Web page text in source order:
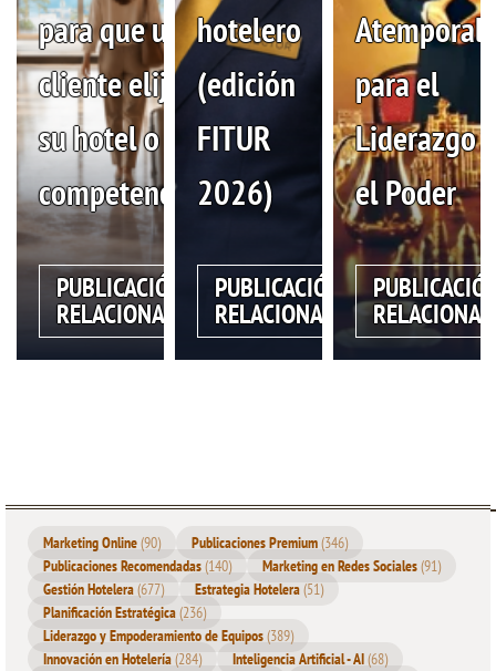
para que un
cliente elija
su hotel o su
competencia
PUBLICACIÓN
RELACIONADA
hotelero
(edición
FITUR
2026)
PUBLICACIÓN
RELACIONADA
para el
Liderazgo y
el Poder
Marketing Online(90) Publicaciones Premium(346)
Publicaciones Recomendadas(140) Marketing en Redes Sociales(91)
Gestión Hotelera(677) Estrategia Hotelera(51)
Planificación Estratégica(236)
Liderazgo y Empoderamiento de Equipos(389)
Innovación en Hotelería(284) Inteligencia Artificial - AI(68)